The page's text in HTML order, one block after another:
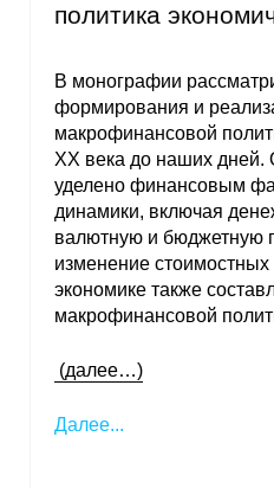
политика
В монографии
формирования и
макрофинансовой
ХХ века до наших дней.
уделено финансовым
динамики, включая
валютную и бюджетную
изменение
экономике также
макрофинансовой
(далее…)
Далее...